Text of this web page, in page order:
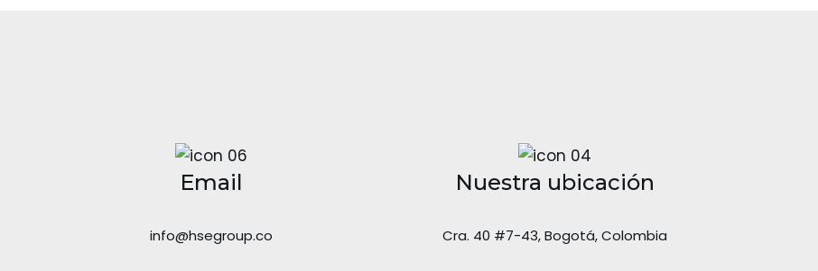
Email
info@hsegroup.co
Nuestra ubicación
Cra. 40 #7-43, Bogotá, Colombia